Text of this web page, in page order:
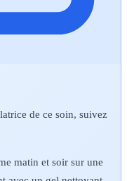
de ce soin, suivez
matin et soir sur une